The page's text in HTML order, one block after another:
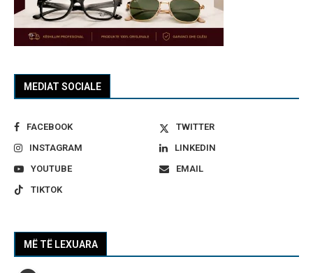
MEDIAT SOCIALE
FACEBOOK
TWITTER
INSTAGRAM
LINKEDIN
YOUTUBE
EMAIL
TIKTOK
MË TË LEXUARA